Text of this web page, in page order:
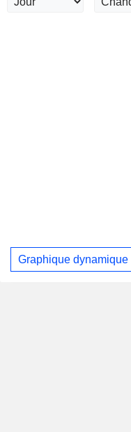
Graphique dynamique